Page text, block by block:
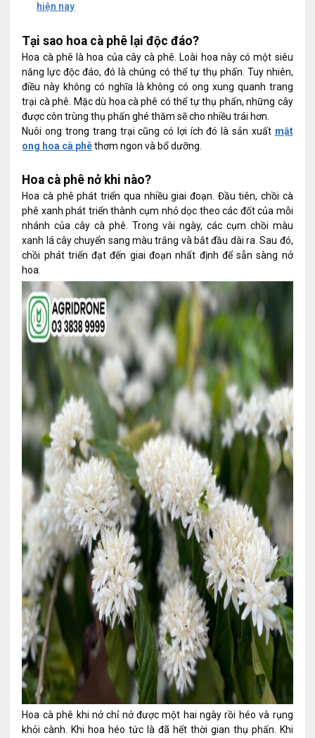
hiện nay
Tại sao hoa cà phê lại độc đáo?
Hoa cà phê là hoa của cây cà phê. Loài hoa này có một siêu
năng lực độc đáo, đó là chúng có thể tự thụ phấn. Tuy nhiên,
điều này không có nghĩa là không có ong xung quanh trang
trại cà phê. Mặc dù hoa cà phê có thể tự thụ phấn, những cây
được côn trùng thụ phấn ghé thăm sẽ cho nhiều trái hơn.
Nuôi ong trong trang trại cũng có lợi ích đó là sản xuất mật
ong hoa cà phêthơm ngon và bổ dưỡng.
Hoa cà phê nở khi nào?
Hoa cà phê phát triển qua nhiều giai đoạn. Đầu tiên, chồi cà
phê xanh phát triển thành cụm nhỏ dọc theo các đốt của mỗi
nhánh của cây cà phê. Trong vài ngày, các cụm chồi màu
xanh lá cây chuyển sang màu trắng và bắt đầu dài ra. Sau đó,
chồi phát triển đạt đến giai đoạn nhất định để sẵn sàng nở
hoa.
Hoa cà phê khi nở chỉ nở được một hai ngày rồi héo và rụng
khỏi cành. Khi hoa héo tức là đã hết thời gian thụ phấn. Khi